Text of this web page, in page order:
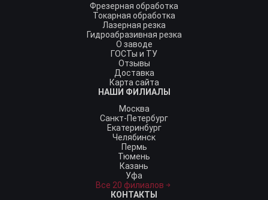
Фрезерная обработка
Токарная обработка
Лазерная резка
Гидроабразивная резка
О заводе
ГОСТы и ТУ
Отзывы
Доставка
Карта сайта
НАШИ ФИЛИАЛЫ
Москва
Санкт-Петербург
Екатеринбург
Челябинск
Пермь
Тюмень
Казань
Уфа
Все 20 филиалов
КОНТАКТЫ